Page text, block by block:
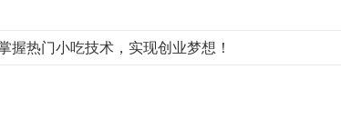
热门小吃技术，实现创业梦想！